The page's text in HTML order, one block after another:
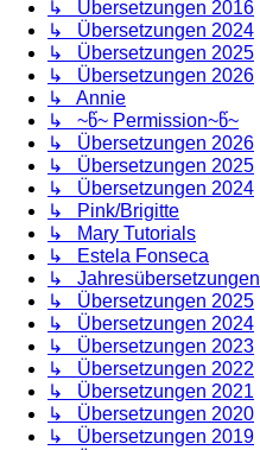
↳ Übersetzungen 2016
↳ Übersetzungen 2024
↳ Übersetzungen 2025
↳ Übersetzungen 2026
↳ Annie
↳ ~წ~ Permission~წ~
↳ Übersetzungen 2026
↳ Übersetzungen 2025
↳ Übersetzungen 2024
↳ Pink/Brigitte
↳ Mary Tutorials
↳ Estela Fonseca
↳ Jahresübersetzungen
↳ Übersetzungen 2025
↳ Übersetzungen 2024
↳ Übersetzungen 2023
↳ Übersetzungen 2022
↳ Übersetzungen 2021
↳ Übersetzungen 2020
↳ Übersetzungen 2019